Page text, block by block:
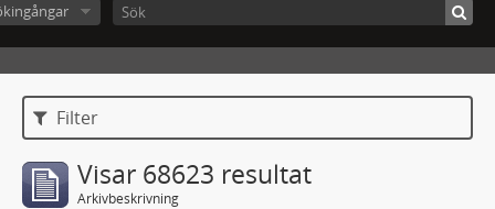
Filter
Visar 68623 resultat
Arkivbeskrivning